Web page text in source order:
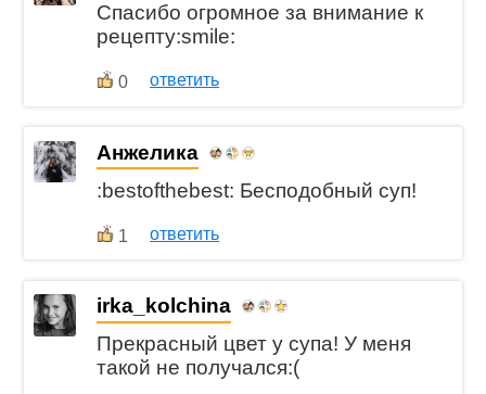
Спасибо огромное за внимание к
рецепту:smile:
0 ответить
Анжелика
:bestofthebest: Бесподобный суп!
1 ответить
irka_kolchina
Прекрасный цвет у супа! У меня
такой не получался:(